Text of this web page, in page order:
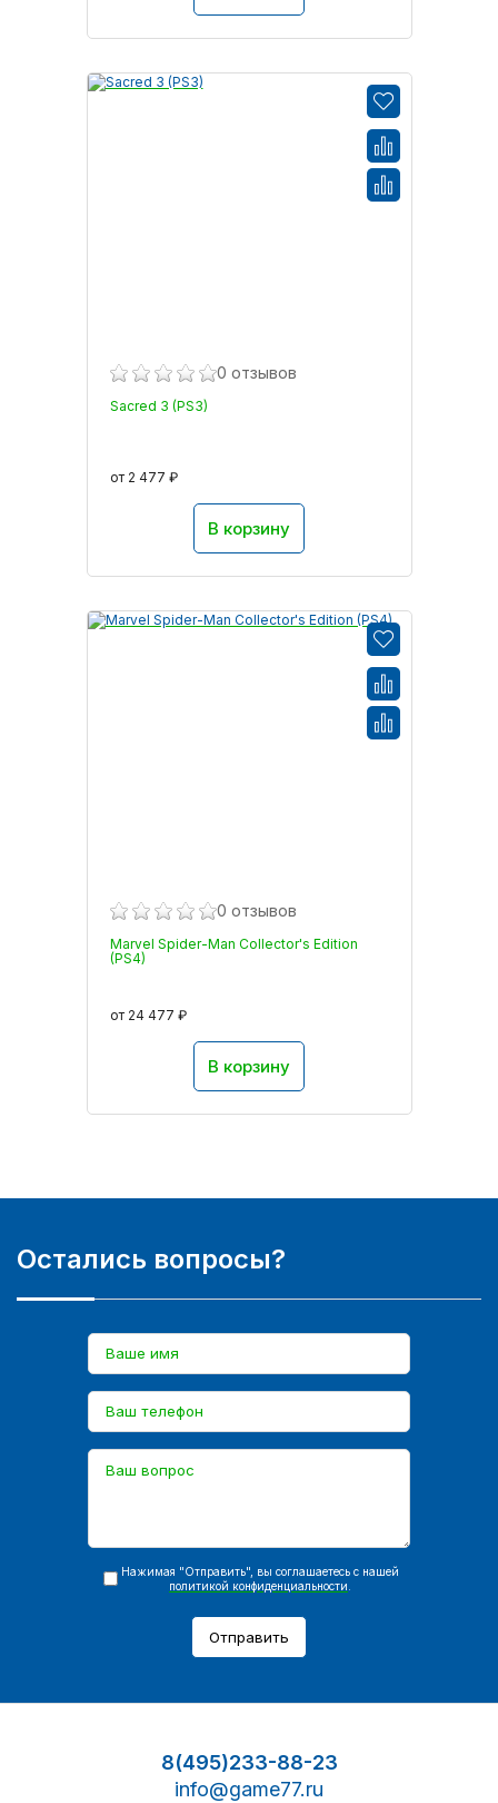
0 отзывов
Sacred 3 (PS3)
от 2 477 ₽
В корзину
0 отзывов
Marvel Spider-Man Collector's Edition
(PS4)
от 24 477 ₽
В корзину
Остались вопросы?
Нажимая "Отправить", вы соглашаетесь с нашей
политикой конфиденциальности
Отправить
8(495)233-88-23
info@game77.ru